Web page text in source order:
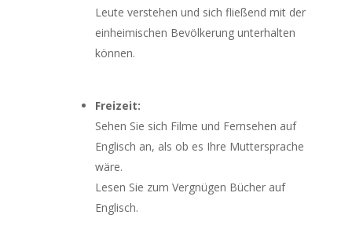
Leute verstehen und sich fließend mit der
einheimischen Bevölkerung unterhalten
können.
Freizeit:
Sehen Sie sich Filme und Fernsehen auf
Englisch an, als ob es Ihre Muttersprache
wäre.
Lesen Sie zum Vergnügen Bücher auf
Englisch.